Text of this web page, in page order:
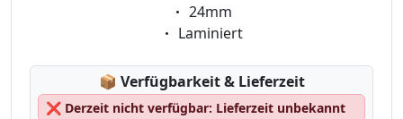
Eigenschaft:
24mm
Eigenschaft:
Laminiert
📦 Lagerstatus:
Verfügbarkeit & Lieferzeit
❌ Derzeit nicht verfügbar: Lieferzeit unbekannt